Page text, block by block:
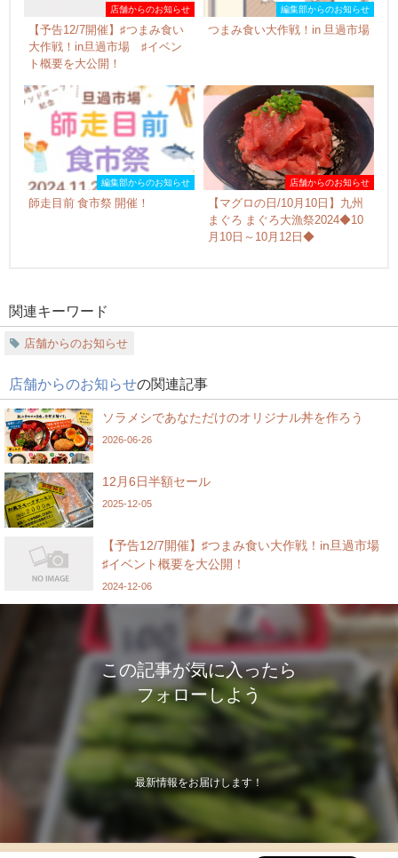
店舗からのお知らせ
【予告12/7開催】♯つまみ食い
大作戦！in旦過市場 ♯イベン
ト概要を大公開！
編集部からのお知らせ
つまみ食い大作戦！in 旦過市場
編集部からのお知らせ
師走目前 食市祭 開催！
店舗からのお知らせ
【マグロの日/10月10日】九州
まぐろ まぐろ大漁祭2024◆10
月10日～10月12日◆
関連キーワード
店舗からのお知らせ
店舗からのお知らせの関連記事
ソラメシであなただけのオリジナル丼を作ろう
2026-06-26
12月6日半額セール
2025-12-05
【予告12/7開催】♯つまみ食い大作戦！in旦過市場
♯イベント概要を大公開！
2024-12-06
この記事が気に入ったら
フォローしよう
最新情報をお届けします！